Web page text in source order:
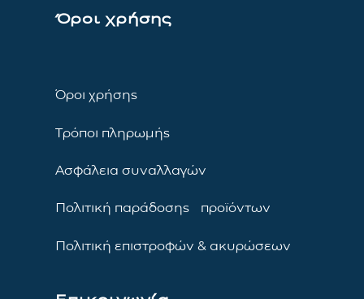
Όροι χρήσης
Όροι χρήσης
Τρόποι πληρωμής
Ασφάλεια συναλλαγών
Πολιτική παράδοσης προϊόντων
Πολιτική επιστροφών & ακυρώσεων